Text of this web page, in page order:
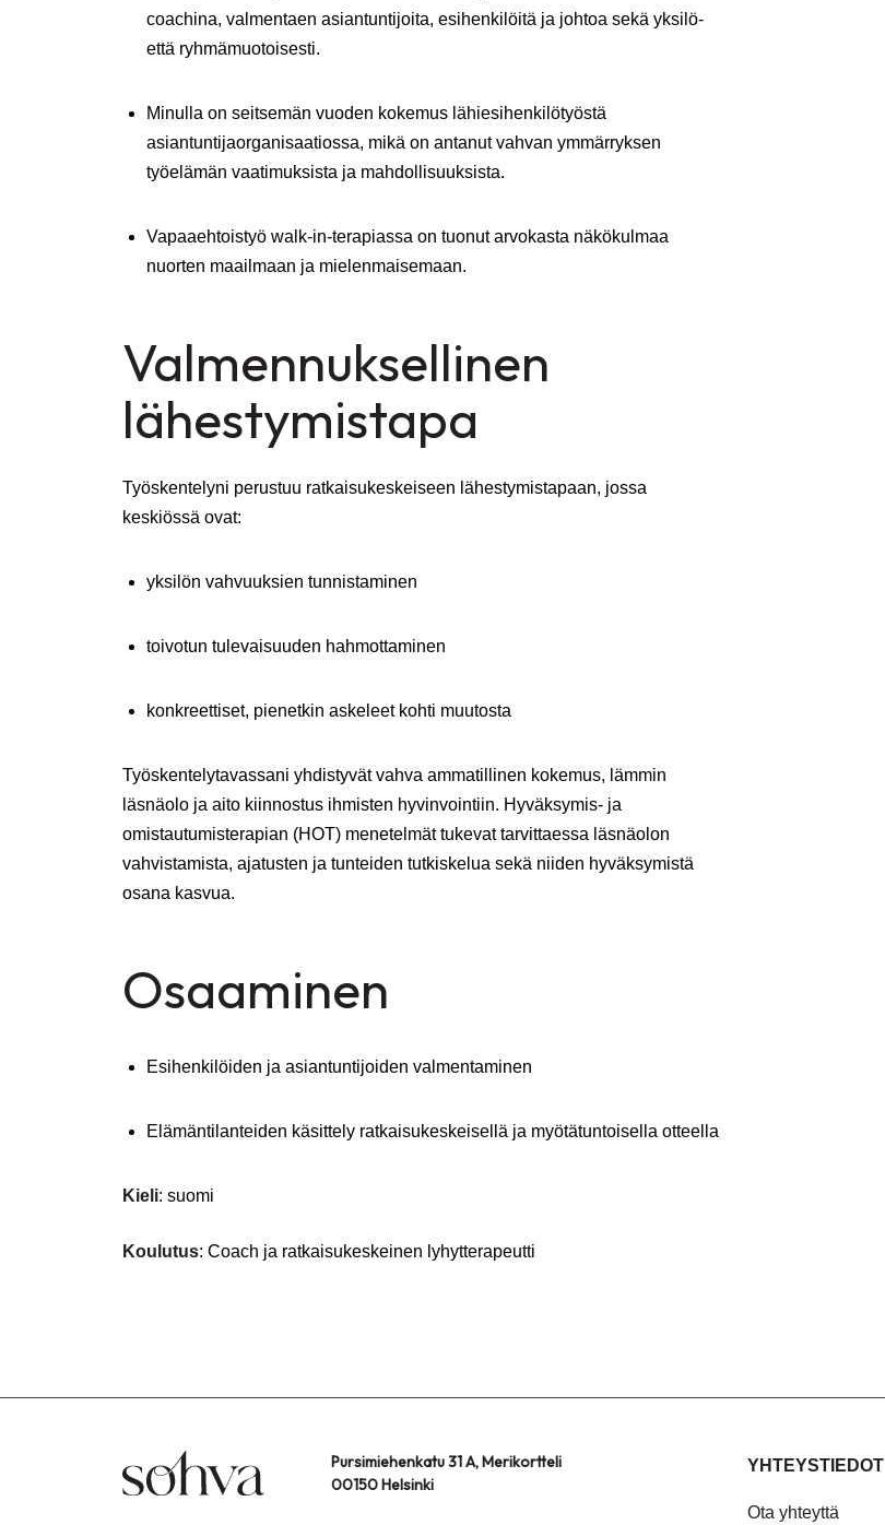
coachina, valmentaen asiantuntijoita, esihenkilöitä ja johtoa sekä yksilö-
että ryhmämuotoisesti.
Minulla on seitsemän vuoden kokemus lähiesihenkilötyöstä
asiantuntijaorganisaatiossa, mikä on antanut vahvan ymmärryksen
työelämän vaatimuksista ja mahdollisuuksista.
Vapaaehtoistyö walk-in-terapiassa on tuonut arvokasta näkökulmaa
nuorten maailmaan ja mielenmaisemaan.
Valmennuksellinen
lähestymistapa
Työskentelyni perustuu ratkaisukeskeiseen lähestymistapaan, jossa
keskiössä ovat:
yksilön vahvuuksien tunnistaminen
toivotun tulevaisuuden hahmottaminen
konkreettiset, pienetkin askeleet kohti muutosta
Työskentelytavassani yhdistyvät vahva ammatillinen kokemus, lämmin
läsnäolo ja aito kiinnostus ihmisten hyvinvointiin. Hyväksymis- ja
omistautumisterapian (HOT) menetelmät tukevat tarvittaessa läsnäolon
vahvistamista, ajatusten ja tunteiden tutkiskelua sekä niiden hyväksymistä
osana kasvua.
Osaaminen
Esihenkilöiden ja asiantuntijoiden valmentaminen
Elämäntilanteiden käsittely ratkaisukeskeisellä ja myötätuntoisella otteella
Kieli: suomi
Koulutus: Coach ja ratkaisukeskeinen lyhytterapeutti
Pursimiehenkatu 31 A, Merikortteli
00150 Helsinki
YHTEYSTIEDOT
Ota yhteyttä